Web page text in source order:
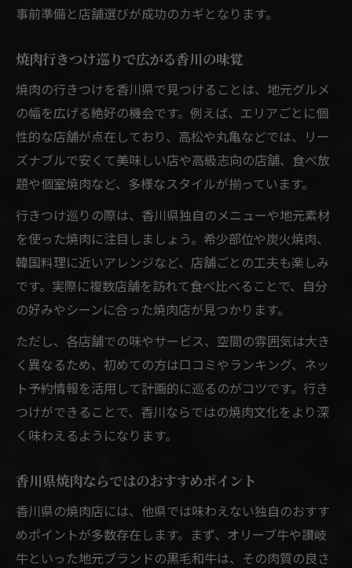
事前準備と店舗選びが成功のカギとなります。
焼肉行きつけ巡りで広がる香川の味覚
焼肉の行きつけを香川県で見つけることは、地元グルメ
の幅を広げる絶好の機会です。例えば、エリアごとに個
性的な店舗が点在しており、高松や丸亀などでは、リー
ズナブルで安くて美味しい店や高級志向の店舗、食べ放
題や個室焼肉など、多様なスタイルが揃っています。
行きつけ巡りの際は、香川県独自のメニューや地元素材
を使った焼肉に注目しましょう。希少部位や炭火焼肉、
韓国料理に近いアレンジなど、店舗ごとの工夫も楽しみ
です。実際に複数店舗を訪れて食べ比べることで、自分
の好みやシーンに合った焼肉店が見つかります。
ただし、各店舗での味やサービス、空間の雰囲気は大き
く異なるため、初めての方は口コミやランキング、ネッ
ト予約情報を活用して計画的に巡るのがコツです。行き
つけができることで、香川ならではの焼肉文化をより深
く味わえるようになります。
香川県焼肉ならではのおすすめポイント
香川県の焼肉店には、他県では味わえない独自のおすす
めポイントが多数存在します。まず、オリーブ牛や讃岐
牛といった地元ブランドの黒毛和牛は、その肉質の良さ